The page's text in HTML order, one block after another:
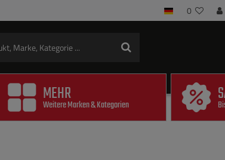
0
MEHR
Weitere Marken & Kategorien